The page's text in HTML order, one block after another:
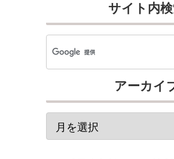
サイト内
アーカイ